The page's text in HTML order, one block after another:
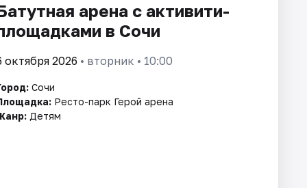
арена с активити-
в Сочи
октября 2026 • вторник • 10:00
Сочи
Ресто-парк Герой арена
Детям